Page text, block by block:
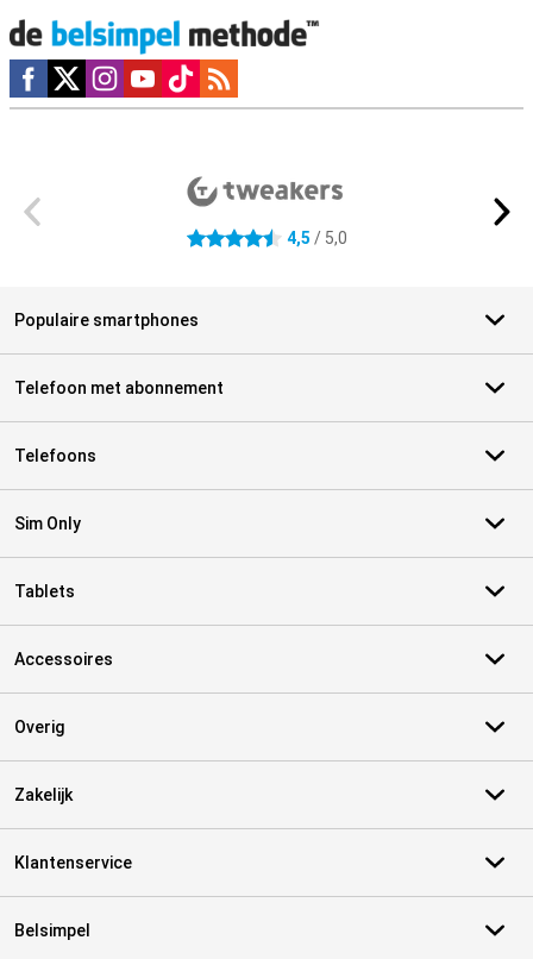
Social media
4.5 sterren 4,5 / 5,0
Populaire smartphones
Telefoon met abonnement
Telefoons
Sim Only
Tablets
Accessoires
Overig
Zakelijk
Klantenservice
Belsimpel